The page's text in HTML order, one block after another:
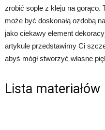
zrobić sople z kleju na gorąco.
może być doskonałą ozdobą
jako ciekawy element
artykule przedstawimy Ci
abyś mógł stworzyć własne
Lista materiałów